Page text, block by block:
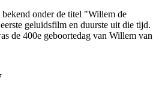
onder de titel "Willem de
geluidsfilm en duurste uit die tijd.
de 400e geboortedag van Willem van